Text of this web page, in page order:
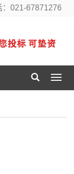
：021-67871276
导
航